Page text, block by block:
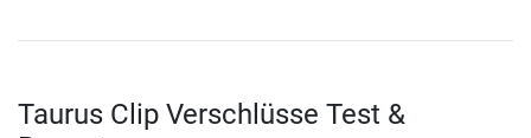
Taurus Clip Verschlüsse Test &